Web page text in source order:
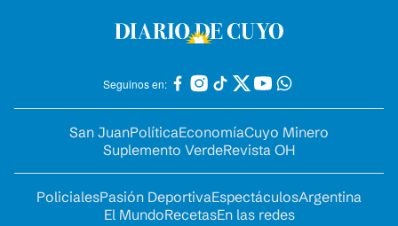
Seguinos en:
San JuanPolíticaEconomíaCuyo Minero
Suplemento VerdeRevista OH
PolicialesPasión DeportivaEspectáculosArgentina
El MundoRecetasEn las redes